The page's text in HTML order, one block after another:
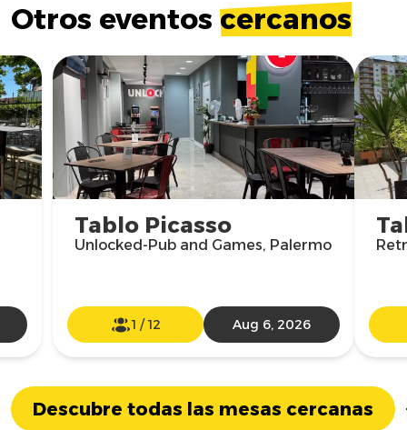
Otros eventos cercanos
Tablo Picasso
Unlocked-Pub and Games, Palermo
1 /12 Aug 6, 2026
Descubre todas las mesas cercanas